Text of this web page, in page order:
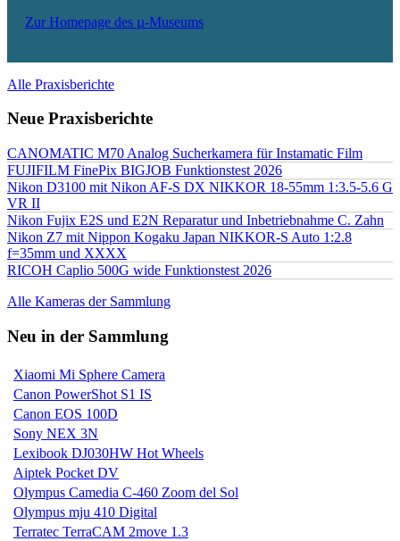
Zur Homepage des µ-Museums
Alle Praxisberichte
Neue Praxisberichte
CANOMATIC M70 Analog Sucherkamera für Instamatic Film
FUJIFILM FinePix BIGJOB Funktionstest 2026
Nikon D3100 mit Nikon AF-S DX NIKKOR 18-55mm 1:3.5-5.6 G
VR II
Nikon Fujix E2S und E2N Reparatur und Inbetriebnahme C. Zahn
Nikon Z7 mit Nippon Kogaku Japan NIKKOR-S Auto 1:2.8
f=35mm und XXXX
RICOH Caplio 500G wide Funktionstest 2026
Alle Kameras der Sammlung
Neu in der Sammlung
Xiaomi Mi Sphere Camera
Canon PowerShot S1 IS
Canon EOS 100D
Sony NEX 3N
Lexibook DJ030HW Hot Wheels
Aiptek Pocket DV
Olympus Camedia C-460 Zoom del Sol
Olympus mju 410 Digital
Terratec TerraCAM 2move 1.3